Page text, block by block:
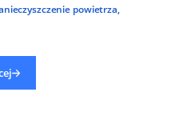
powietrza,